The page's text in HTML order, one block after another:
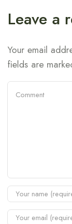
Leave a
Your email
fields are